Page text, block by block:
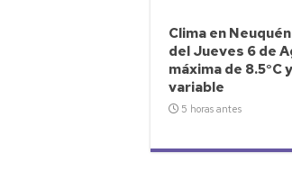
Clima en
del Jueves 6 de
máxima de 8.5°C
variable
5 horas antes